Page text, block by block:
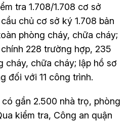
tra 1.708/1.708 cơ sở
chủ cơ sở ký 1.708 bản
phòng cháy, chữa cháy;
228 trường hợp, 235
cháy, chữa cháy; lập hồ sơ
đối với 11 công trình.
gần 2.500 nhà trọ, phòng
kiểm tra, Công an quận